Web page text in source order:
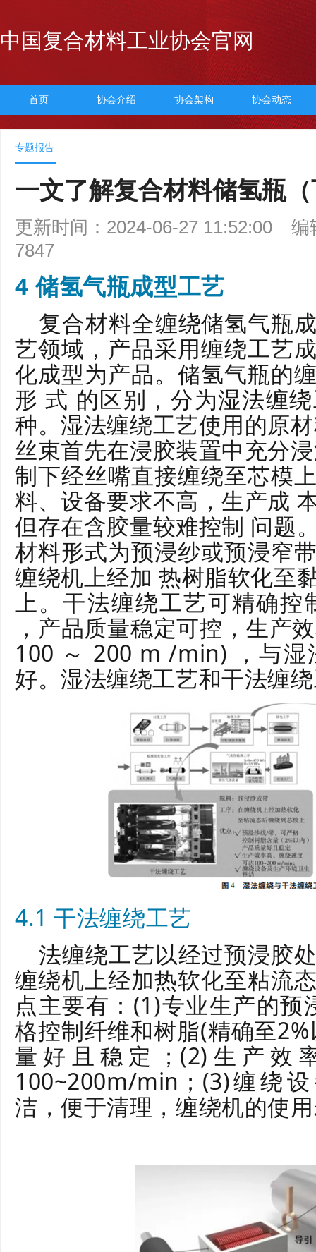
中国复合材料工业协会官网
首页 协会介绍 协会架构 协会动态
专题报告
一文了解复合材料储氢瓶
更新时间：2024-06-27 11:52:00
编
7847
4 储氢气瓶成型工艺
复合材料全缠绕储氢气瓶
艺领域，产品采用缠绕工艺
化成型为产品。储氢气瓶的
形 式 的区别，分为湿法缠
种。湿法缠绕工艺使用的原
丝束首先在浸胶装置中充分
制下经丝嘴直接缠绕至芯模
料、设备要求不高，生产成
但存在含胶量较难控制 问题
材料形式为预浸纱或预浸窄
缠绕机上经加 热树脂软化至
上。干法缠绕工艺可精确控
，产品质量稳定可控，生产
100 ～ 200 m /min) ，与
好。湿法缠绕工艺和干法缠
4.1 干法缠绕工艺
法缠绕工艺以经过预浸胶
缠绕机上经加热软化至粘流
点主要有：(1)专业生产的
格控制纤维和树脂(精确至
量好且稳定；(2)生产效
100~200m/min；(3)缠绕
洁，便于清理，缠绕机的使